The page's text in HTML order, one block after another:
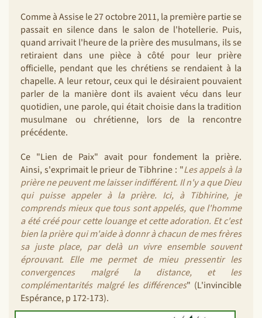
Comme à Assise le 27 octobre 2011, la première partie se
passait en silence dans le salon de l'hotellerie. Puis,
quand arrivait l'heure de la prière des musulmans, ils se
retiraient dans une pièce à côté pour leur prière
officielle, pendant que les chrétiens se rendaient à la
chapelle. A leur retour, ceux qui le désiraient pouvaient
parler de la manière dont ils avaient vécu dans leur
quotidien, une parole, qui était choisie dans la tradition
musulmane ou chrétienne, lors de la rencontre
précédente.
Ce "Lien de Paix" avait pour fondement la prière.
Ainsi, s'exprimait le prieur de Tibhrine : "Les appels à la
prière ne peuvent me laisser indifférent. Il n'y a que Dieu
qui puisse appeler à la prière. Ici, à Tibhirine, je
comprends mieux que tous sont appelés, que l'homme
a été créé pour cette louange et cette adoration. Et c'est
bien la prière qui m'aide à donnr à chacun de mes frères
sa juste place, par delà un vivre ensemble souvent
éprouvant. Elle me permet de mieu pressentir les
convergences malgré la distance, et les
complémentarités malgré les différences" (L'invincible
Espérance, p 172-173).